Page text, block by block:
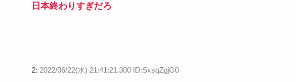
日本終わりすぎだろ
2: 2022/06/22(水) 21:41:21.300 ID:SxsqZgjG0